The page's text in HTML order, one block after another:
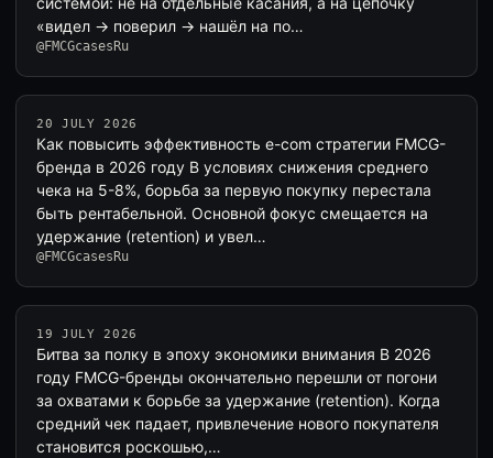
«видел → поверил → нашёл на по…
@FMCGcasesRu
20 JULY 2026
Как повысить эффективность e-com стратегии FMCG-
бренда в 2026 году В условиях снижения среднего
чека на 5-8%, борьба за первую покупку перестала
быть рентабельной. Основной фокус смещается на
удержание (retention) и увел…
@FMCGcasesRu
19 JULY 2026
Битва за полку в эпоху экономики внимания В 2026
году FMCG-бренды окончательно перешли от погони
за охватами к борьбе за удержание (retention). Когда
средний чек падает, привлечение нового покупателя
становится роскошью,…